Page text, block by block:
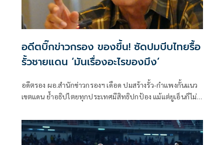
อดีตบิ๊กข่าวกรอง ของขึ้น! ซัดปมบีบไทยรื้อ
รั้วชายแดน ‘มันเรื่องอะไรของมึง’
อดีตรอง ผอ.สำนักข่าวกรองฯ เดือด ปมสร้างรั้ว-กำแพงกั้นแนว
เขตแดน ย้ำอธิปไตยทุกประเทศมีสิทธิปกป้อง แม้แต่ยูเอ็นก็ไม่มี